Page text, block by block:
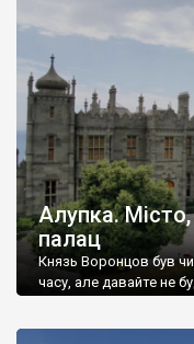
Алупка. Місто,
палац
Князь Воронцов був
часу, але давайте не